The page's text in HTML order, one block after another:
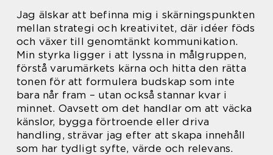
Jag älskar att befinna mig i skärningspunkten
mellan strategi och kreativitet, där idéer föds
och växer till genomtänkt kommunikation.
Min styrka ligger i att lyssna in målgruppen,
förstå varumärkets kärna och hitta den rätta
tonen för att formulera budskap som inte
bara når fram – utan också stannar kvar i
minnet. Oavsett om det handlar om att väcka
känslor, bygga förtroende eller driva
handling, strävar jag efter att skapa innehåll
som har tydligt syfte, värde och relevans.